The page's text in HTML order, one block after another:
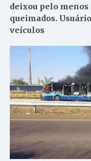
deixou pelo menos
queimados.
veículos